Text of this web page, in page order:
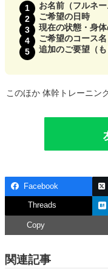
お名前（フルネー
ご希望の日時
現在の状態・身
ご希望のコース名
追加のご要望（も
このほか 体幹トレーニン
Facebook
Threads
Copy
関連記事